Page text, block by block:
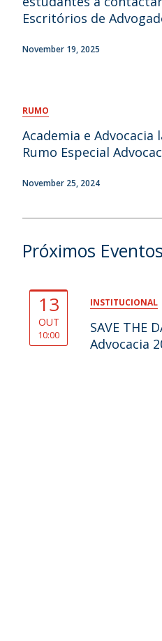
Ofertas de Emprego
Escritórios de
November 19, 2025
RUMO
Academia e Advocacia
Rumo Especial
November 25, 2024
Próximos Eventos
13
OUT
10:00
INSTITUCIONAL
SAVE THE
Advocacia